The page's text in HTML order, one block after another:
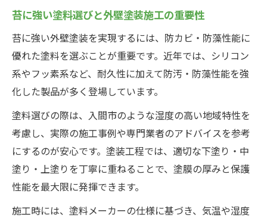
苔に強い塗料選びと外壁塗装施工の重要性
苔に強い外壁塗装を実現するには、防カビ・防藻性能に
優れた塗料を選ぶことが重要です。近年では、シリコン
系やフッ素系など、耐久性に加えて防汚・防藻性能を強
化した製品が多く登場しています。
塗料選びの際は、入間市のような湿度の高い地域特性を
考慮し、実際の施工事例や専門業者のアドバイスを参考
にするのが安心です。塗装工程では、適切な下塗り・中
塗り・上塗りを丁寧に重ねることで、塗膜の厚みと保護
性能を最大限に発揮できます。
施工時には、塗料メーカーの仕様に基づき、気温や湿度